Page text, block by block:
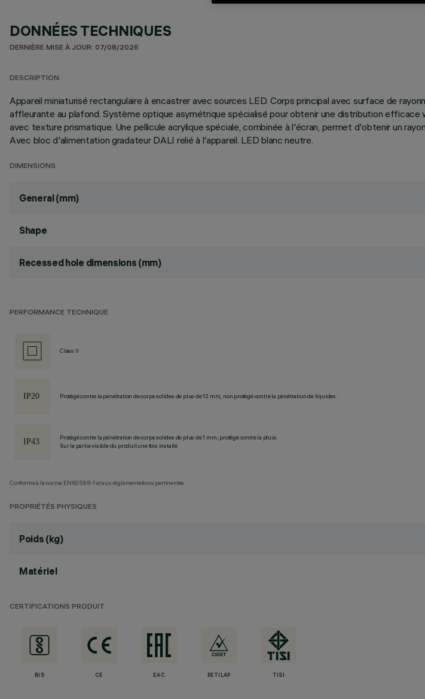
DONNÉES TECHNIQUES
DERNIÈRE MISE À JOUR: 07/08/2026
DESCRIPTION
Appareil miniaturisé rectangulaire à encastrer avec sources LED. Corps principal avec surface de
affleurante au plafond. Système optique asymétrique spécialisé pour obtenir une distribution
avec texture prismatique. Une pellicule acrylique spéciale, combinée à l'écran, permet d'obtenir un
Avec bloc d'alimentation gradateur DALI relié à l'appareil. LED blanc neutre.
DIMENSIONS
General (mm)
Shape
Recessed hole dimensions (mm)
PERFORMANCE TECHNIQUE
Class II
Protégé contre la pénétration de corps solides de plus de 12 mm, non protégé contre la pénétration de liquides.
Protégé contre la pénétration de corps solides de plus de 1 mm, protégé contre la pluie.
Sur la partie visible du produit une fois installé
Conforme à la norme EN60598-1 et aux réglementations pertinentes.
PROPRIÉTÉS PHYSIQUES
Poids (kg)
Matériel
CERTIFICATIONS PRODUIT
BIS CE EAC RETILAP TISI